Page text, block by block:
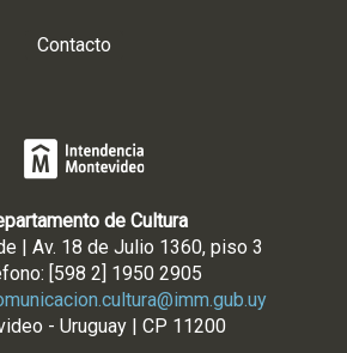
Contacto
de Cultura
| Av. 18 de Julio 1360, piso 3
[598 2] 1950 2905
- Uruguay | CP 11200